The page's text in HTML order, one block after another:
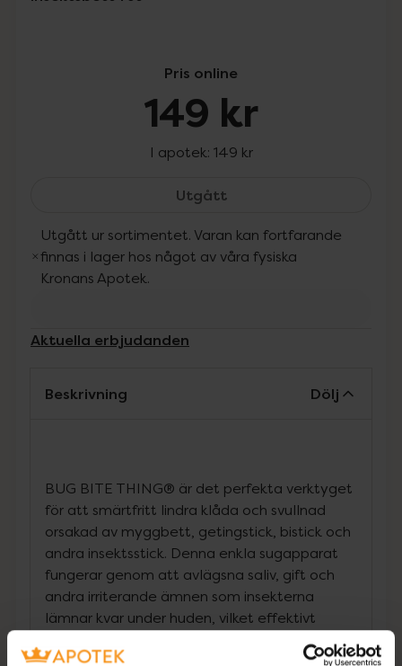
Pris online
149 kr
I apotek: 149 kr
UtgåttBug Bite Thing, 149 kr.
Utgått ur sortimentet. Varan kan fortfarande
finnas i lager hos något av våra fysiska
Kronans Apotek.
Aktuella erbjudanden
Beskrivning Dölj
BUG BITE THING® är det perfekta verktyget
för att smärtfritt lindra klåda och svullnad
orsakad av myggbett, getingstick, bistick och
andra insektsstick. Denna enkla sugapparat
fungerar genom att avlägsna saliv, gift och
andra irriterande ämnen som insekterna
lämnar kvar under huden, vilket effektivt
stoppar kroppens reaktion och minskar klåda
och svullnad.